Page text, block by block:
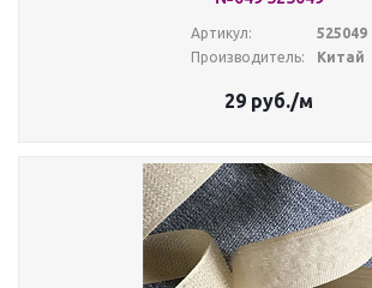
Артикул:
525049
Производитель:
Китай
29 руб./м